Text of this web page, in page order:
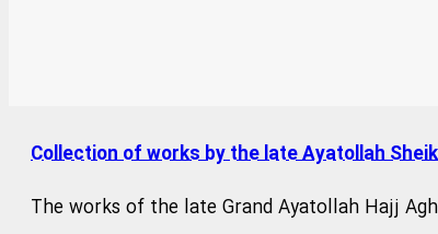
Collection of works by the late Ayatollah
The works of the late Grand Ayatollah Hajj